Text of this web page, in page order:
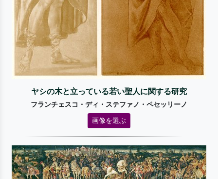
ヤシの木と立っている若い聖人に関する研究
フランチェスコ・ディ・ステファノ・ペセッリーノ
画像を選ぶ